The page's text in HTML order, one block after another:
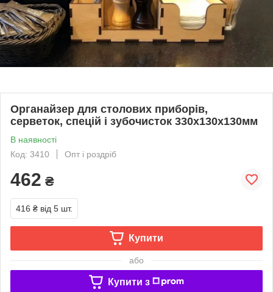
Органайзер для столових приборів,
серветок, спецій і зубочисток 330х130х130мм
В наявності
Код: 3410
Опт і роздріб
462 ₴
416 ₴ від 5 шт.
Купити
або
Купити з